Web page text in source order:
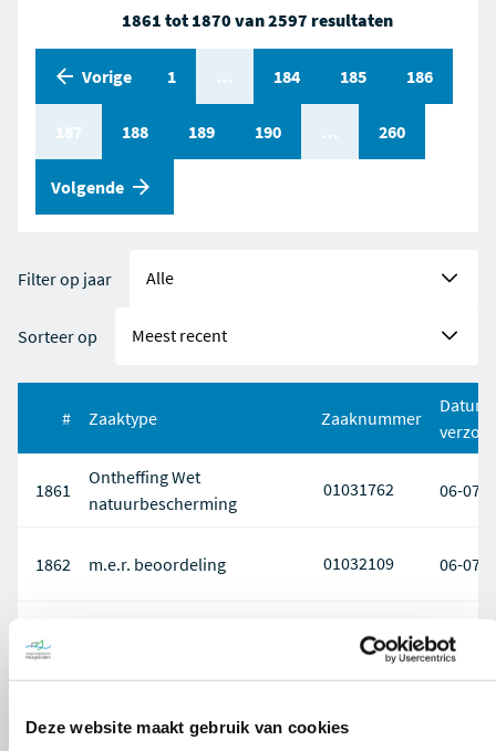
Deze website maakt gebruik van cookies
1861 tot 1870 van 2597 resultaten
Vorige Pagina
1 Pagina
… Pagina
184 Pagina
185 Pagina
186
Pagina
187 Pagina
188 Pagina
189 Pagina
190 Pagina
… Pagina
260
Volgende pagina
Filter op jaar
Sorteer op
# Zaaktype Zaaknummer
Datum
1861
Ontheffing Wet
natuurbescherming
01031762 06-07-
1862 m.e.r. beoordeling 01032109 06-07-
1863 01001196 05-07-
1864
Ontheffing Wet
01029180